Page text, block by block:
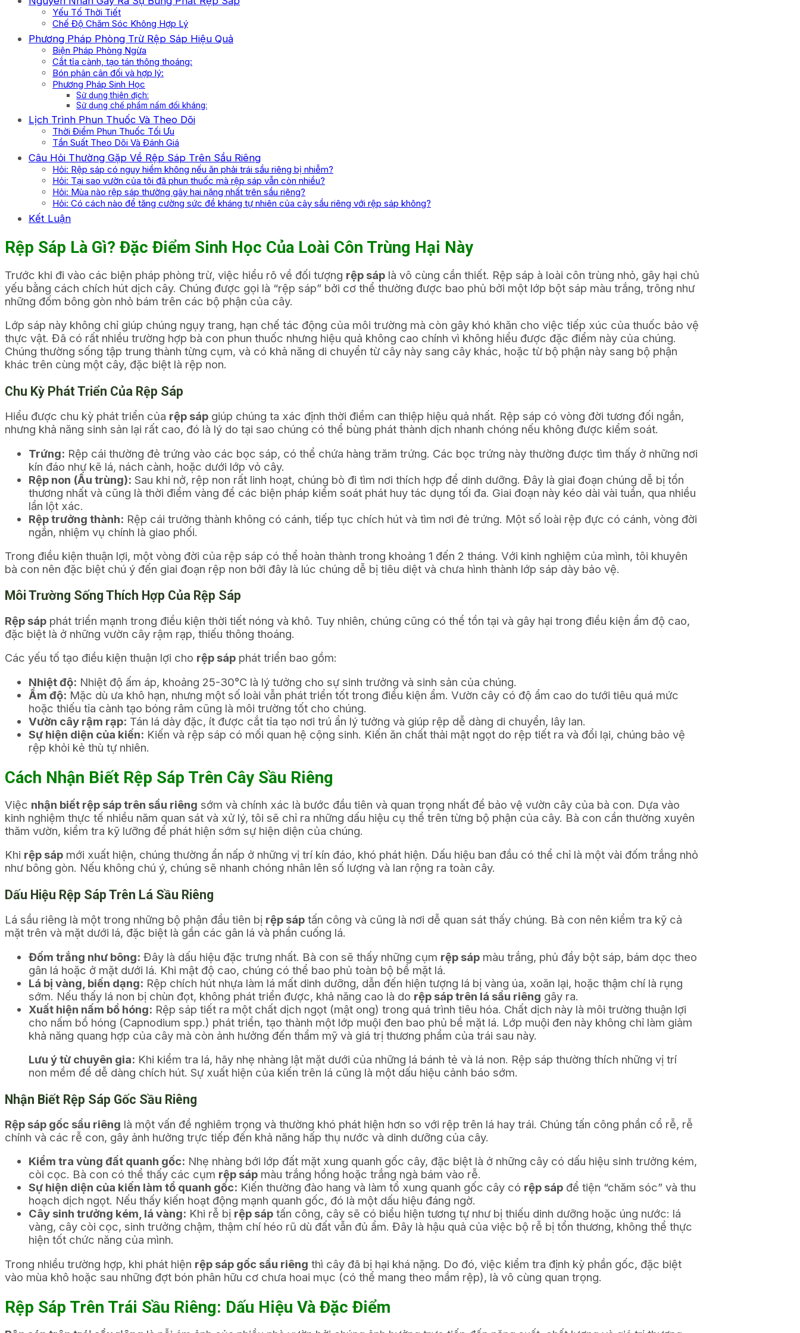
Yếu Tố Thời Tiết
Chế Độ Chăm Sóc Không Hợp Lý
Phương Pháp Phòng Trừ Rệp Sáp Hiệu Quả
Biện Pháp Phòng Ngừa
Cắt tỉa cành, tạo tán thông thoáng:
Bón phân cân đối và hợp lý:
Phương Pháp Sinh Học
Sử dụng thiên địch:
Sử dụng chế phẩm nấm đối kháng:
Lịch Trình Phun Thuốc Và Theo Dõi
Thời Điểm Phun Thuốc Tối Ưu
Tần Suất Theo Dõi Và Đánh Giá
Câu Hỏi Thường Gặp Về Rệp Sáp Trên Sầu Riêng
Hỏi: Rệp sáp có nguy hiểm không nếu ăn phải trái sầu riêng bị nhiễm?
Hỏi: Tại sao vườn của tôi đã phun thuốc mà rệp sáp vẫn còn nhiều?
Hỏi: Mùa nào rệp sáp thường gây hại nặng nhất trên sầu riêng?
Hỏi: Có cách nào để tăng cường sức đề kháng tự nhiên của cây sầu riêng với rệp sáp không?
Kết Luận
Rệp Sáp Là Gì? Đặc Điểm Sinh Học Của Loài Côn Trùng Hại Này
Trước khi đi vào các biện pháp phòng trừ, việc hiểu rõ về đối tượng rệp sáp là vô cùng cần thiết. Rệp sáp à loài côn trùng nhỏ, gây hại chủ
yếu bằng cách chích hút dịch cây. Chúng được gọi là “rệp sáp” bởi cơ thể thường được bao phủ bởi một lớp bột sáp màu trắng, trông như
những đốm bông gòn nhỏ bám trên các bộ phận của cây.
Lớp sáp này không chỉ giúp chúng ngụy trang, hạn chế tác động của môi trường mà còn gây khó khăn cho việc tiếp xúc của thuốc bảo vệ
thực vật. Đã có rất nhiều trường hợp bà con phun thuốc nhưng hiệu quả không cao chính vì không hiểu được đặc điểm này của chúng.
Chúng thường sống tập trung thành từng cụm, và có khả năng di chuyển từ cây này sang cây khác, hoặc từ bộ phận này sang bộ phận
khác trên cùng một cây, đặc biệt là rệp non.
Chu Kỳ Phát Triển Của Rệp Sáp
Hiểu được chu kỳ phát triển của rệp sáp giúp chúng ta xác định thời điểm can thiệp hiệu quả nhất. Rệp sáp có vòng đời tương đối ngắn,
nhưng khả năng sinh sản lại rất cao, đó là lý do tại sao chúng có thể bùng phát thành dịch nhanh chóng nếu không được kiểm soát.
Trứng: Rệp cái thường đẻ trứng vào các bọc sáp, có thể chứa hàng trăm trứng. Các bọc trứng này thường được tìm thấy ở những nơi
kín đáo như kẽ lá, nách cành, hoặc dưới lớp vỏ cây.
Rệp non (Ấu trùng): Sau khi nở, rệp non rất linh hoạt, chúng bò đi tìm nơi thích hợp để dinh dưỡng. Đây là giai đoạn chúng dễ bị tổn
thương nhất và cũng là thời điểm vàng để các biện pháp kiểm soát phát huy tác dụng tối đa. Giai đoạn này kéo dài vài tuần, qua nhiều
lần lột xác.
Rệp trưởng thành: Rệp cái trưởng thành không có cánh, tiếp tục chích hút và tìm nơi đẻ trứng. Một số loài rệp đực có cánh, vòng đời
ngắn, nhiệm vụ chính là giao phối.
Trong điều kiện thuận lợi, một vòng đời của rệp sáp có thể hoàn thành trong khoảng 1 đến 2 tháng. Với kinh nghiệm của mình, tôi khuyên
bà con nên đặc biệt chú ý đến giai đoạn rệp non bởi đây là lúc chúng dễ bị tiêu diệt và chưa hình thành lớp sáp dày bảo vệ.
Môi Trường Sống Thích Hợp Của Rệp Sáp
Rệp sáp phát triển mạnh trong điều kiện thời tiết nóng và khô. Tuy nhiên, chúng cũng có thể tồn tại và gây hại trong điều kiện ẩm độ cao,
đặc biệt là ở những vườn cây rậm rạp, thiếu thông thoáng.
Các yếu tố tạo điều kiện thuận lợi cho rệp sáp phát triển bao gồm:
Nhiệt độ: Nhiệt độ ấm áp, khoảng 25-30°C là lý tưởng cho sự sinh trưởng và sinh sản của chúng.
Ẩm độ: Mặc dù ưa khô hạn, nhưng một số loài vẫn phát triển tốt trong điều kiện ẩm. Vườn cây có độ ẩm cao do tưới tiêu quá mức
hoặc thiếu tỉa cành tạo bóng râm cũng là môi trường tốt cho chúng.
Vườn cây rậm rạp: Tán lá dày đặc, ít được cắt tỉa tạo nơi trú ẩn lý tưởng và giúp rệp dễ dàng di chuyển, lây lan.
Sự hiện diện của kiến: Kiến và rệp sáp có mối quan hệ cộng sinh. Kiến ăn chất thải mật ngọt do rệp tiết ra và đổi lại, chúng bảo vệ
rệp khỏi kẻ thù tự nhiên.
Cách Nhận Biết Rệp Sáp Trên Cây Sầu Riêng
Việc nhận biết rệp sáp trên sầu riêng sớm và chính xác là bước đầu tiên và quan trọng nhất để bảo vệ vườn cây của bà con. Dựa vào
kinh nghiệm thực tế nhiều năm quan sát và xử lý, tôi sẽ chỉ ra những dấu hiệu cụ thể trên từng bộ phận của cây. Bà con cần thường xuyên
thăm vườn, kiểm tra kỹ lưỡng để phát hiện sớm sự hiện diện của chúng.
Khi rệp sáp mới xuất hiện, chúng thường ẩn nấp ở những vị trí kín đáo, khó phát hiện. Dấu hiệu ban đầu có thể chỉ là một vài đốm trắng nhỏ
như bông gòn. Nếu không chú ý, chúng sẽ nhanh chóng nhân lên số lượng và lan rộng ra toàn cây.
Dấu Hiệu Rệp Sáp Trên Lá Sầu Riêng
Lá sầu riêng là một trong những bộ phận đầu tiên bị rệp sáp tấn công và cũng là nơi dễ quan sát thấy chúng. Bà con nên kiểm tra kỹ cả
mặt trên và mặt dưới lá, đặc biệt là gần các gân lá và phần cuống lá.
Đốm trắng như bông: Đây là dấu hiệu đặc trưng nhất. Bà con sẽ thấy những cụm rệp sáp màu trắng, phủ đầy bột sáp, bám dọc theo
gân lá hoặc ở mặt dưới lá. Khi mật độ cao, chúng có thể bao phủ toàn bộ bề mặt lá.
Lá bị vàng, biến dạng: Rệp chích hút nhựa làm lá mất dinh dưỡng, dẫn đến hiện tượng lá bị vàng úa, xoăn lại, hoặc thậm chí là rụng
sớm. Nếu thấy lá non bị chùn đọt, không phát triển được, khả năng cao là do rệp sáp trên lá sầu riêng gây ra.
Xuất hiện nấm bồ hóng: Rệp sáp tiết ra một chất dịch ngọt (mật ong) trong quá trình tiêu hóa. Chất dịch này là môi trường thuận lợi
cho nấm bồ hóng (Capnodium spp.) phát triển, tạo thành một lớp muội đen bao phủ bề mặt lá. Lớp muội đen này không chỉ làm giảm
khả năng quang hợp của cây mà còn ảnh hưởng đến thẩm mỹ và giá trị thương phẩm của trái sau này.
Lưu ý từ chuyên gia: Khi kiểm tra lá, hãy nhẹ nhàng lật mặt dưới của những lá bánh tẻ và lá non. Rệp sáp thường thích những vị trí
non mềm để dễ dàng chích hút. Sự xuất hiện của kiến trên lá cũng là một dấu hiệu cảnh báo sớm.
Nhận Biết Rệp Sáp Gốc Sầu Riêng
Rệp sáp gốc sầu riêng là một vấn đề nghiêm trọng và thường khó phát hiện hơn so với rệp trên lá hay trái. Chúng tấn công phần cổ rễ, rễ
chính và các rễ con, gây ảnh hưởng trực tiếp đến khả năng hấp thụ nước và dinh dưỡng của cây.
Kiểm tra vùng đất quanh gốc: Nhẹ nhàng bới lớp đất mặt xung quanh gốc cây, đặc biệt là ở những cây có dấu hiệu sinh trưởng kém,
còi cọc. Bà con có thể thấy các cụm rệp sáp màu trắng hồng hoặc trắng ngà bám vào rễ.
Sự hiện diện của kiến làm tổ quanh gốc: Kiến thường đào hang và làm tổ xung quanh gốc cây có rệp sáp để tiện “chăm sóc” và thu
hoạch dịch ngọt. Nếu thấy kiến hoạt động mạnh quanh gốc, đó là một dấu hiệu đáng ngờ.
Cây sinh trưởng kém, lá vàng: Khi rễ bị rệp sáp tấn công, cây sẽ có biểu hiện tương tự như bị thiếu dinh dưỡng hoặc úng nước: lá
vàng, cây còi cọc, sinh trưởng chậm, thậm chí héo rũ dù đất vẫn đủ ẩm. Đây là hậu quả của việc bộ rễ bị tổn thương, không thể thực
hiện tốt chức năng của mình.
Trong nhiều trường hợp, khi phát hiện rệp sáp gốc sầu riêng thì cây đã bị hại khá nặng. Do đó, việc kiểm tra định kỳ phần gốc, đặc biệt
vào mùa khô hoặc sau những đợt bón phân hữu cơ chưa hoai mục (có thể mang theo mầm rệp), là vô cùng quan trọng.
Rệp Sáp Trên Trái Sầu Riêng: Dấu Hiệu Và Đặc Điểm